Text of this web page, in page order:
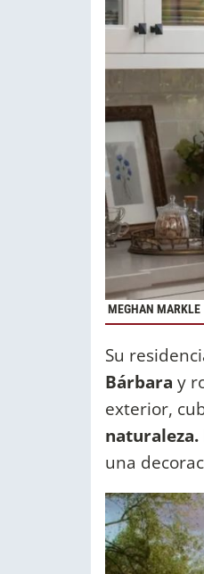
MEGHAN MARKLE
Su
Bárbara y
exterior,
naturaleza.
una